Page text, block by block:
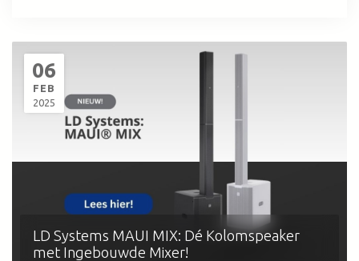
06
FEB
2025
LD Systems MAUI MIX: Dé Kolomspeaker
met Ingebouwde Mixer!